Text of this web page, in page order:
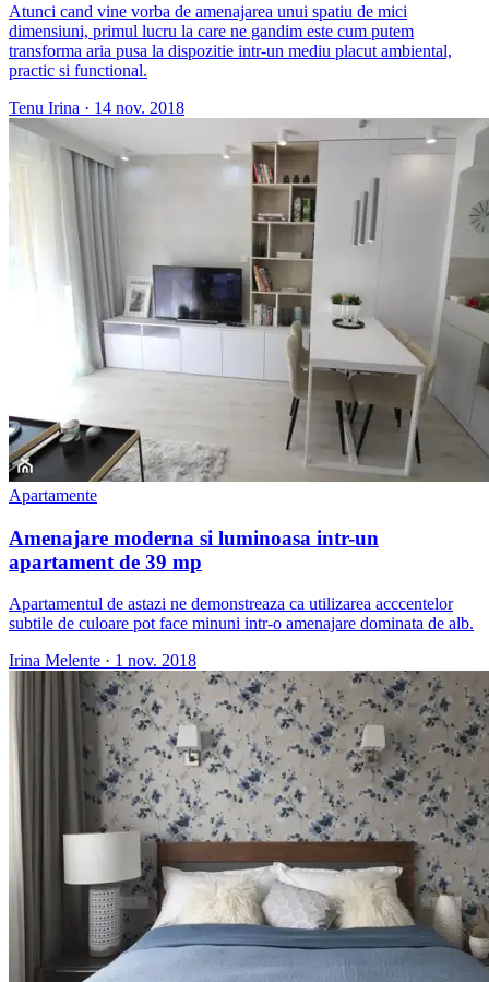
Atunci cand vine vorba de amenajarea unui spatiu de mici
dimensiuni, primul lucru la care ne gandim este cum putem
transforma aria pusa la dispozitie intr-un mediu placut ambiental,
practic si functional.
Tenu Irina · 14 nov. 2018
Apartamente
Amenajare moderna si luminoasa intr-un
apartament de 39 mp
Apartamentul de astazi ne demonstreaza ca utilizarea acccentelor
subtile de culoare pot face minuni intr-o amenajare dominata de alb.
Irina Melente · 1 nov. 2018